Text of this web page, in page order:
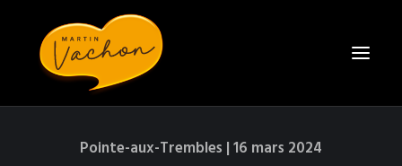
ACCUEILPointe-aux-Trembles | 16 mars 2024